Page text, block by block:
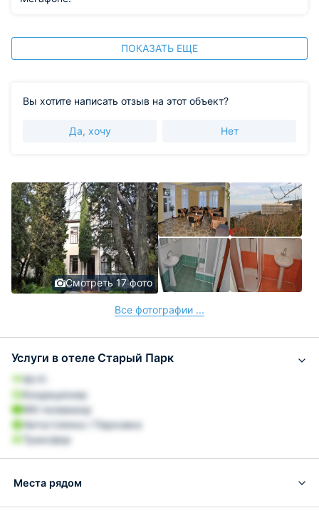
ПОКАЗАТЬ ЕЩЕ
Вы хотите написать отзыв на этот объект?
Да, хочу Нет
Смотреть 17 фото
Все фотографии ...
Услуги в отеле Старый Парк
Wi-Fi
Кондиционер
ЖК-телевизор
Автостоянка / Парковка
Трансфер
Места рядом